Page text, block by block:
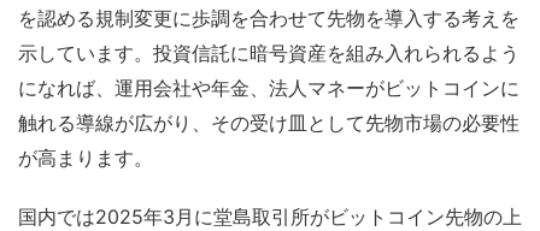
を認める規制変更に歩調を合わせて先物を導入する考えを
示しています。投資信託に暗号資産を組み入れられるよう
になれば、運用会社や年金、法人マネーがビットコインに
触れる導線が広がり、その受け皿として先物市場の必要性
が高まります。
国内では2025年3月に堂島取引所がビットコイン先物の上